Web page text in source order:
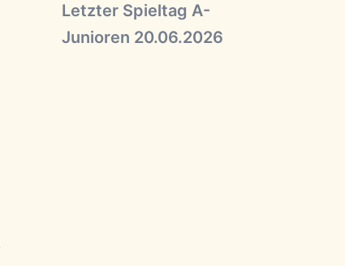
Letzter Spieltag A-
Junioren 20.06.2026